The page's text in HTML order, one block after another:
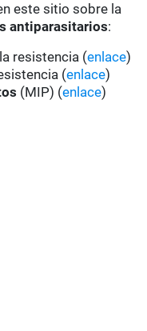
este sitio sobre la
antiparasitarios:
resistencia (enlace)
(enlace)
(MIP) (enlace)